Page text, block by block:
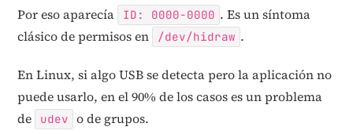
Por eso aparecía
ID: 0000-0000 . Es un síntoma
clásico de permisos en
/dev/hidraw .
En Linux, si algo USB se detecta pero la aplicación no
puede usarlo, en el 90% de los casos es un problema
de
udev o de grupos.